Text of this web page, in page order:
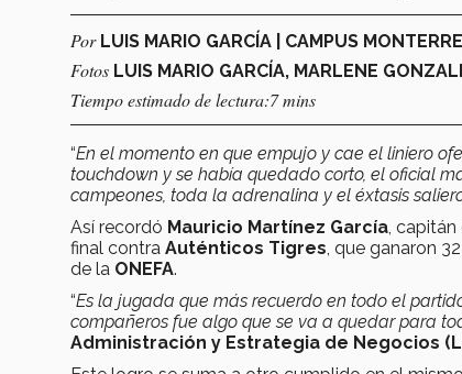
Por LUIS MARIO GARCÍA | CAMPUS
Fotos LUIS MARIO GARCÍA, MARLENE
Tiempo estimado de lectura:7 mins
“En el momento en que empujo y cae el liniero
touchdown y se había quedado corto, el oficial
campeones, toda la adrenalina y el éxtasis
Así recordó Mauricio Martínez García ,
final contra Auténticos Tigres , que ganaron
de la ONEFA.
“Es la jugada que más recuerdo en todo el
compañeros fue algo que se va a quedar para
Administración y Estrategia de Negocios